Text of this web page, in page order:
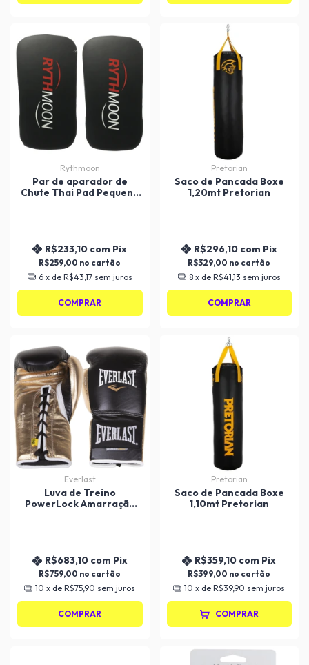
Rythmoon
Par de aparador de
Chute Thai Pad Pequeno
R$259,00
R$233,10 com Pix
6 x de R$43,17 sem juros
COMPRAR
Pretorian
Saco de Pancada Boxe
1,20mt Pretorian
R$329,00
R$296,10 com Pix
8 x de R$41,13 sem juros
COMPRAR
Everlast
Luva de Treino
PowerLock Amarração
R$759,00
R$683,10 com Pix
10 x deR$75,90 sem juros
COMPRAR
Pretorian
Saco de Pancada Boxe
1,10mt Pretorian
R$399,00
R$359,10 com Pix
10 x deR$39,90 sem juros
COMPRAR